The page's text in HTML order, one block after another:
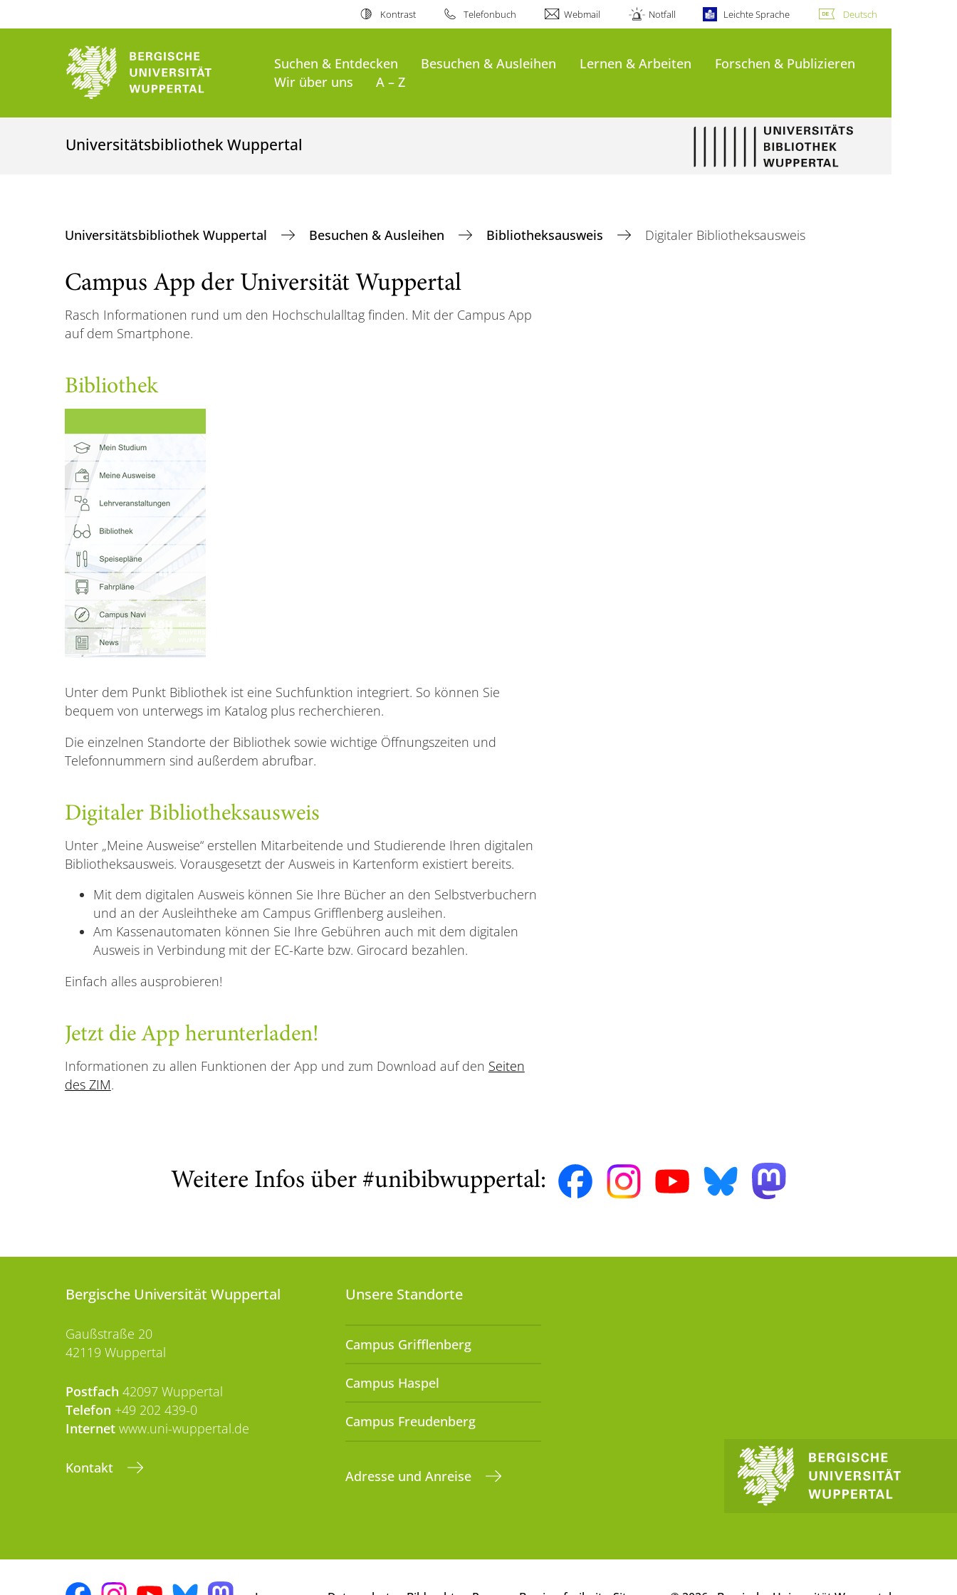
Kontrast Telefonbuch Webmail Notfall Leichte Sprache Deutsch
Suchen & Entdecken Besuchen & Ausleihen Lernen & Arbeiten
Forschen & Publizieren
Wir über uns
A – Z
Universitätsbibliothek Wuppertal
Universitätsbibliothek Wuppertal Besuchen & Ausleihen Bibliotheksausweis Digitaler Bibliotheksausweis
Campus App der Universität Wuppertal
Rasch Informationen rund um den Hochschulalltag finden. Mit der Campus App
auf dem Smartphone.
Bibliothek
Unter dem Punkt Bibliothek ist eine Suchfunktion integriert. So können Sie
bequem von unterwegs im Katalog plus recherchieren.
Die einzelnen Standorte der Bibliothek sowie wichtige Öffnungszeiten und
Telefonnummern sind außerdem abrufbar.
Digitaler Bibliotheksausweis
Unter „Meine Ausweise“ erstellen Mitarbeitende und Studierende Ihren digitalen
Bibliotheksausweis. Vorausgesetzt der Ausweis in Kartenform existiert bereits.
Mit dem digitalen Ausweis können Sie Ihre Bücher an den Selbstverbuchern
und an der Ausleihtheke am Campus Grifflenberg ausleihen.
Am Kassenautomaten können Sie Ihre Gebühren auch mit dem digitalen
Ausweis in Verbindung mit der EC-Karte bzw. Girocard bezahlen.
Einfach alles ausprobieren!
Jetzt die App herunterladen!
Informationen zu allen Funktionen der App und zum Download auf den Seiten
des ZIM.
Weitere Infos über #unibibwuppertal:
Bergische Universität Wuppertal
Gaußstraße 20
42119 Wuppertal
Postfach 42097 Wuppertal
Telefon +49 202 439-0
Internet www.uni-wuppertal.de
Kontakt
Unsere Standorte
Campus Grifflenberg
Campus Haspel
Campus Freudenberg
Adresse und Anreise